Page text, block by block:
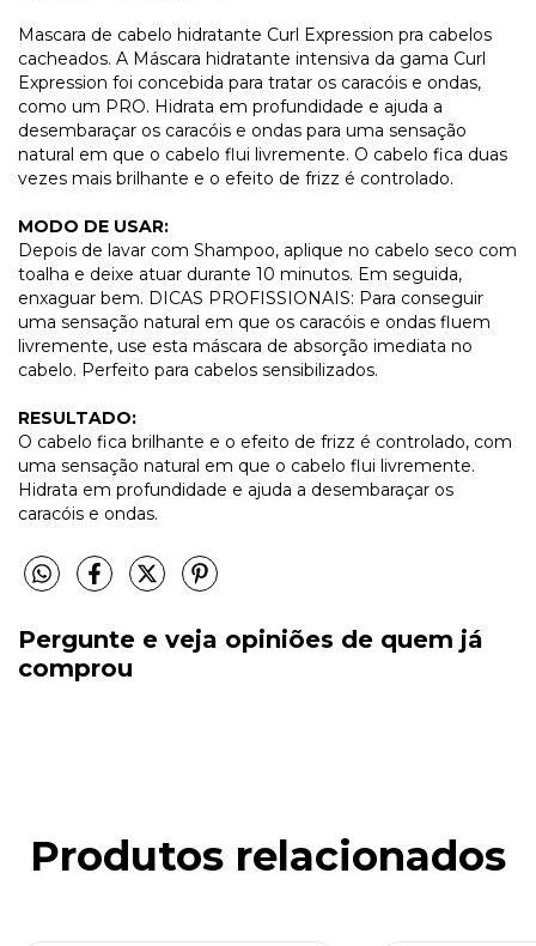
Mascara de cabelo hidratante Curl Expression pra cabelos
cacheados. A Máscara hidratante intensiva da gama Curl
Expression foi concebida para tratar os caracóis e ondas,
como um PRO. Hidrata em profundidade e ajuda a
desembaraçar os caracóis e ondas para uma sensação
natural em que o cabelo flui livremente. O cabelo fica duas
vezes mais brilhante e o efeito de frizz é controlado.
MODO DE USAR:
Depois de lavar com Shampoo, aplique no cabelo seco com
toalha e deixe atuar durante 10 minutos. Em seguida,
enxaguar bem. DICAS PROFISSIONAIS: Para conseguir
uma sensação natural em que os caracóis e ondas fluem
livremente, use esta máscara de absorção imediata no
cabelo. Perfeito para cabelos sensibilizados.
RESULTADO:
O cabelo fica brilhante e o efeito de frizz é controlado, com
uma sensação natural em que o cabelo flui livremente.
Hidrata em profundidade e ajuda a desembaraçar os
caracóis e ondas.
Pergunte e veja opiniões de quem já
comprou
Produtos relacionados